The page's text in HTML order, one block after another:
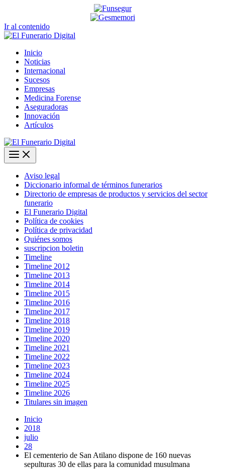
Ir al contenido
Inicio
Noticias
Internacional
Sucesos
Empresas
Medicina Forense
Aseguradoras
Innovación
Artículos
Aviso legal
Diccionario informal de términos funerarios
Directorio de empresas de productos y servicios del sector
funerario
El Funerario Digital
Política de cookies
Política de privacidad
Quiénes somos
suscripcion boletin
Timeline
Timeline 2012
Timeline 2013
Timeline 2014
Timeline 2015
Timeline 2016
Timeline 2017
Timeline 2018
Timeline 2019
Timeline 2020
Timeline 2021
Timeline 2022
Timeline 2023
Timeline 2024
Timeline 2025
Timeline 2026
Titulares sin imagen
Inicio
2018
julio
28
El cementerio de San Atilano dispone de 160 nuevas
sepulturas 30 de ellas para la comunidad musulmana